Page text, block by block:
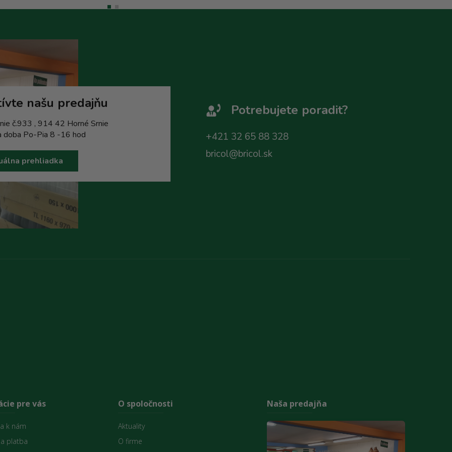
našu predajňu
č.933 , 914 42 Horné Srnie
doba Po-Pia 8 -16 hod
prehliadka
Potrebujete poradit?
+421 32 65 88 328
bricol@bricol.sk
pre vás
k nám
platba
O spoločnosti
Aktuality
O firme
Naša predajňa